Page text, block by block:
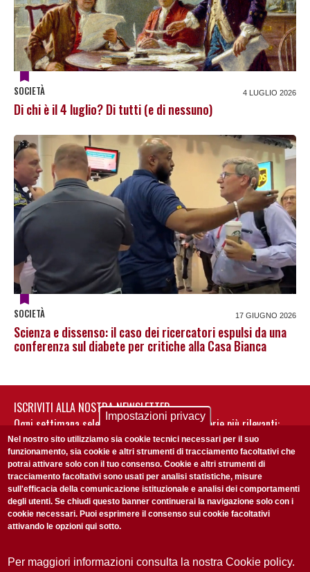
SOCIETÀ 4 LUGLIO 2026
Di chi è il 4 luglio? Di tutti (e di nessuno)
SOCIETÀ 17 GIUGNO 2026
Scienza e dissenso: il caso dei ricercatori espulsi da una
conferenza sul diabete per critiche alla Casa Bianca
ISCRIVITI ALLA NOSTRA NEWSLETTER
Ogni settimana selezioniamo per te nostre storie più rilevanti:
non perderti gli aggiornamenti della nostra newsletter
Accetto laPrivacy Policy
Impostazioni privacy
Nel nostro sito utilizziamo sia cookie tecnici necessari per il suo
funzionamento, sia cookie e altri strumenti di tracciamento facoltativi che
potrai attivare solo con il tuo consenso. Cookie e altri strumenti di
tracciamento facoltativi sono usati per analisi statistiche, misure
sull'efficacia della comunicazione istituzionale e analisi dei comportamenti
degli utenti. Se chiudi questo banner continuerai la navigazione solo con i
cookie necessari. Puoi esprimere il consenso sui cookie facoltativi
attivando le opzioni qui sotto.
Per maggiori informazioni consulta la nostra Cookie policy.